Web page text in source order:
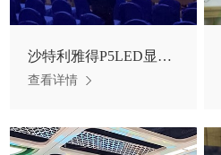
沙特利雅得P5LED显示屏120平方项目案例
查看详情